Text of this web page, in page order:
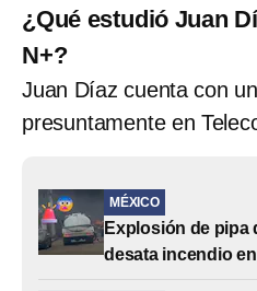
¿Qué estudió Juan
N+?
Juan Díaz cuenta con
presuntamente en
MÉXICO
Explosión de pipa
desata incendio